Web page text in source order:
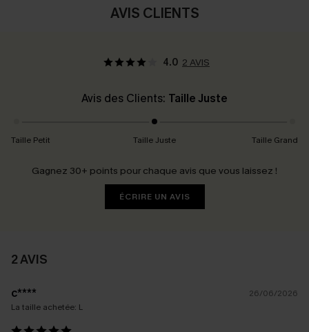
AVIS CLIENTS
4.0 2 AVIS
Avis des Clients: Taille Juste
Taille Petit Taille Juste Taille Grand
Gagnez 30+ points pour chaque avis que vous laissez !
ÉCRIRE UN AVIS
2 AVIS
c****
26/06/2026
La taille achetée: L